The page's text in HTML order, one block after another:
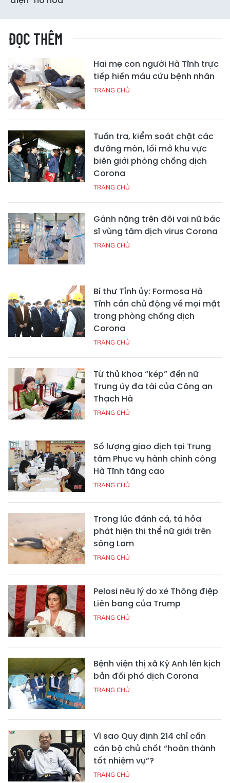
ĐỌC THÊM
Hai mẹ con người Hà Tĩnh trực
tiếp hiến máu cứu bệnh nhân
TRANG CHỦ
Tuần tra, kiểm soát chặt các
đường mòn, lối mở khu vực
biên giới phòng chống dịch
Corona
TRANG CHỦ
Gánh nặng trên đôi vai nữ bác
sĩ vùng tâm dịch virus Corona
TRANG CHỦ
Bí thư Tỉnh ủy: Formosa Hà
Tĩnh cần chủ động về mọi mặt
trong phòng chống dịch
Corona
TRANG CHỦ
Từ thủ khoa “kép” đến nữ
Trung úy đa tài của Công an
Thạch Hà
TRANG CHỦ
Số lượng giao dịch tại Trung
tâm Phục vụ hành chính công
Hà Tĩnh tăng cao
TRANG CHỦ
Trong lúc đánh cá, tá hỏa
phát hiện thi thể nữ giới trên
sông Lam
TRANG CHỦ
Pelosi nêu lý do xé Thông điệp
Liên bang của Trump
TRANG CHỦ
Bệnh viện thị xã Kỳ Anh lên kịch
bản đối phó dịch Corona
TRANG CHỦ
Vì sao Quy định 214 chỉ cần
cán bộ chủ chốt “hoàn thành
tốt nhiệm vụ”?
TRANG CHỦ